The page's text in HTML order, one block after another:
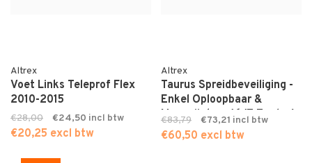
Altrex
Voet Links Teleprof Flex
2010-2015
€28,00 €24,50
€20,25 excl btw
Altrex
Taurus Spreidbeveiliging -
Enkel Oploopbaar &
Magazijntrap (6/7 Treden)
€83,79 €73,21
€60,50 excl btw